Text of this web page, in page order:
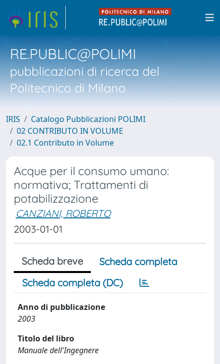
RE.PUBLIC@POLIMI
pubblicazioni di ricerca del
Politecnico di Milano
IRIS
Catalogo Pubblicazioni POLIMI
02 CONTRIBUTO IN VOLUME
02.1 Contributo in Volume
Acque per il consumo umano:
normativa; Trattamenti di
potabilizzazione
CANZIANI, ROBERTO
2003-01-01
Scheda breve
Scheda completa
Scheda completa (DC)
Anno di pubblicazione
2003
Titolo del libro
Manuale dell'Ingegnere